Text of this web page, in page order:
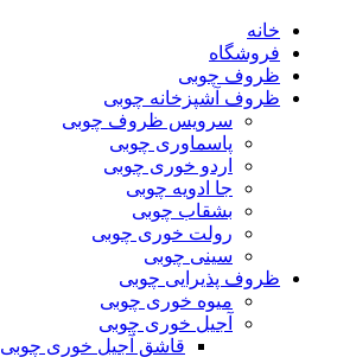
خانه
فروشگاه
ظروف چوبی
ظروف آشپزخانه چوبی
سرویس ظروف چوبی
پاسماوری چوبی
اردو خوری چوبی
جا ادویه چوبی
بشقاب چوبی
رولت خوری چوبی
سینی چوبی
ظروف پذیرایی چوبی
میوه خوری چوبی
آجیل خوری چوبی
قاشق آجیل خوری چوبی